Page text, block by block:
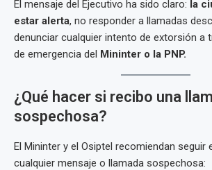
El mensaje del Ejecutivo ha sido claro: la
estar alerta, no responder a llamadas
denunciar cualquier intento de extorsión a
de emergencia del Mininter o la PNP.
¿Qué hacer si recibo una
sospechosa?
El Mininter y el Osiptel recomiendan
cualquier mensaje o llamada sospechosa: